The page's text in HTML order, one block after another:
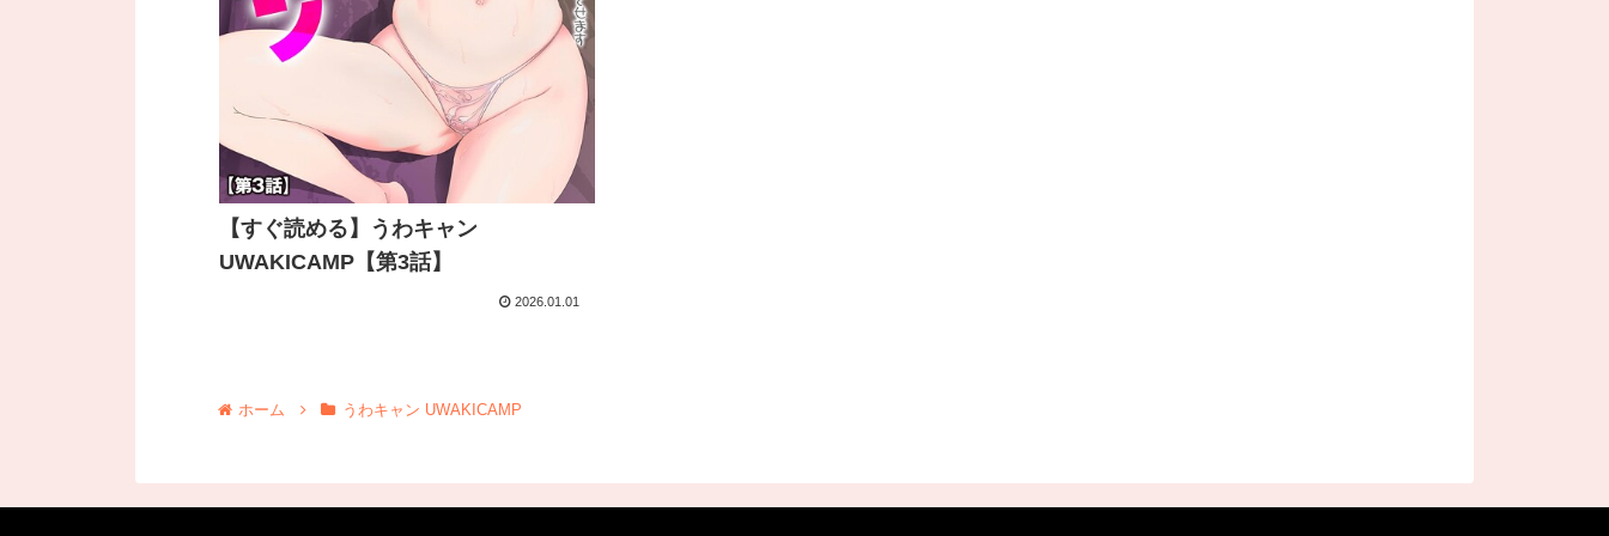
【すぐ読める】うわキャン
UWAKICAMP【第3話】
2026.01.01
ホーム うわキャン UWAKICAMP